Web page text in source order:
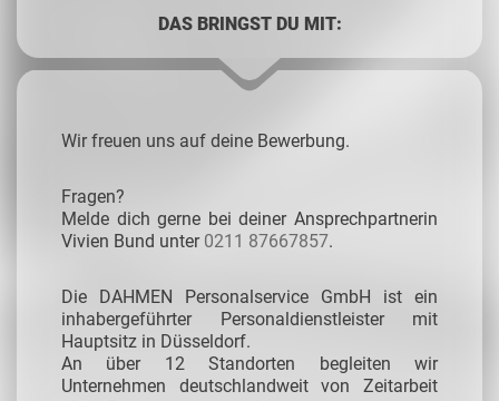
DAS BRINGST DU MIT:
Wir freuen uns auf deine Bewerbung.
Fragen?
Melde dich gerne bei deiner Ansprechpartnerin
Vivien Bund unter 0211 87667857.
Die DAHMEN Personalservice GmbH ist ein
inhabergeführter Personaldienstleister mit
Hauptsitz in Düsseldorf.
An über 12 Standorten begleiten wir
Unternehmen deutschlandweit von Zeitarbeit